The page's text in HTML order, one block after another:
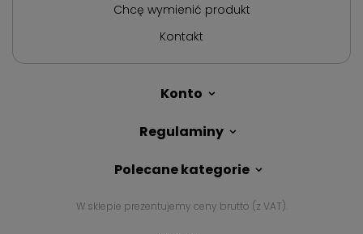
Chcę wymienić produkt
Kontakt
Konto
Regulaminy
Polecane kategorie
W sklepie prezentujemy ceny brutto (z VAT).